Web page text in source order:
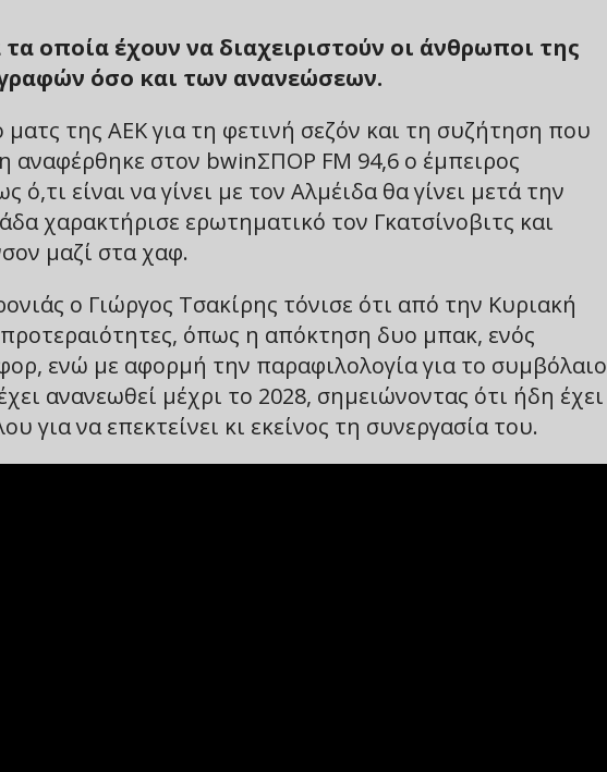
οποία έχουν να διαχειριστούν οι άνθρωποι της
όσο και των ανανεώσεων.
ματς της ΑΕΚ για τη φετινή σεζόν και τη συζήτηση που
αναφέρθηκε στον bwinΣΠΟΡ FM 94,6 ο έμπειρος
είναι να γίνει με τον Αλμέιδα θα γίνει μετά την
χαρακτήρισε ερωτηματικό τον Γκατσίνοβιτς και
μαζί στα χαφ.
ο Γιώργος Τσακίρης τόνισε ότι από την Κυριακή
όπως η απόκτηση δυο μπακ, ενός
ενώ με αφορμή την παραφιλολογία για το συμβόλαιο
ανανεωθεί μέχρι το 2028, σημειώνοντας ότι ήδη έχει
για να επεκτείνει κι εκείνος τη συνεργασία του.